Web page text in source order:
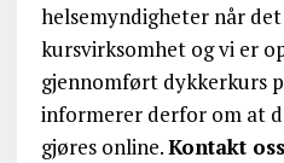
helsemyndigheter når
kursvirksomhet og vi er
gjennomført dykkerkurs
informerer derfor om at
gjøres online.Kontakt